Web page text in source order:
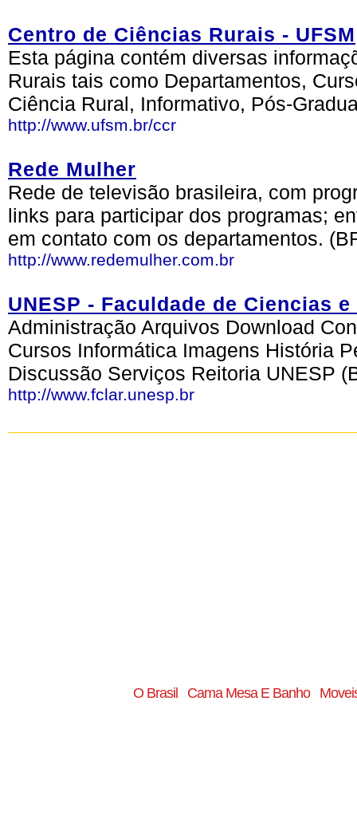
Centro de Ciências Rurais - UFSM
Esta página contém diversas
Rurais tais como Departamentos,
Ciência Rural, Informativo, Pós-
http://www.ufsm.br/ccr
Rede Mulher
Rede de televisão brasileira, com
links para participar dos programas;
em contato com os departamentos.
http://www.redemulher.com.br
UNESP - Faculdade de Ciencias
Administração Arquivos Download
Cursos Informática Imagens História
Discussão Serviços Reitoria UNESP
http://www.fclar.unesp.br
O Brasil Cama Mesa E Banho